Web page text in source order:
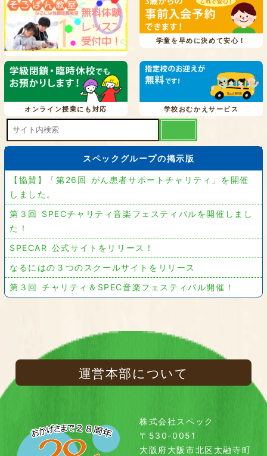
学童を早めに決めて安心！
オンライン授業にも対応 学校おむかえサービス
スペックグループの掲示版
【協賛】「第26回 がん患者サポートチャリティ」を開催
しました。
第３回 SPECチャリティ音楽フェスティバルを開催しまし
た！
SPECAR 公式サイトをリリース！
なるにはの３つのスクールサイトをリリース
第３回 チャリティ＆SPEC音楽フェスティバル開催！
運営本部について
株式会社スペック
〒530-0051
大阪府大阪市北区太融寺町